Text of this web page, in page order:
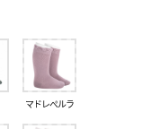
マドレぺルラ